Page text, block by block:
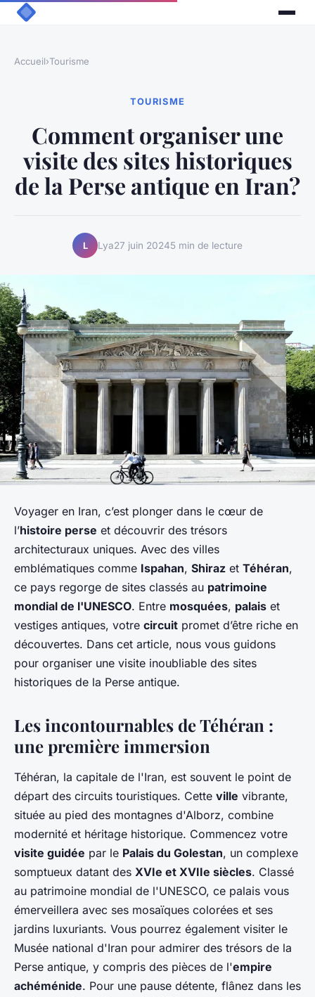
Accueil›Tourisme
TOURISME
Comment organiser une
visite des sites historiques
de la Perse antique en Iran?
L Lya27 juin 20245 min de lecture
Voyager en Iran, c’est plonger dans le cœur de
l’histoire perse et découvrir des trésors
architecturaux uniques. Avec des villes
emblématiques comme Ispahan, Shiraz et Téhéran,
ce pays regorge de sites classés au patrimoine
mondial de l'UNESCO. Entre mosquées, palais et
vestiges antiques, votre circuit promet d’être riche en
découvertes. Dans cet article, nous vous guidons
pour organiser une visite inoubliable des sites
historiques de la Perse antique.
Les incontournables de Téhéran :
une première immersion
Téhéran, la capitale de l'Iran, est souvent le point de
départ des circuits touristiques. Cette ville vibrante,
située au pied des montagnes d'Alborz, combine
modernité et héritage historique. Commencez votre
visite guidée par le Palais du Golestan, un complexe
somptueux datant des XVIe et XVIIe siècles. Classé
au patrimoine mondial de l'UNESCO, ce palais vous
émerveillera avec ses mosaïques colorées et ses
jardins luxuriants. Vous pourrez également visiter le
Musée national d'Iran pour admirer des trésors de la
Perse antique, y compris des pièces de l'empire
achéménide. Pour une pause détente, flânez dans les